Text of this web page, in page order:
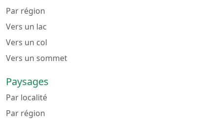
Par région
Vers un lac
Vers un col
Vers un sommet
Paysages
Par localité
Par région